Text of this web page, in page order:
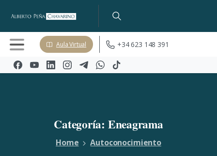
Aula Virtual +34 623 148 391
Categoría: Eneagrama
Home Autoconocimiento